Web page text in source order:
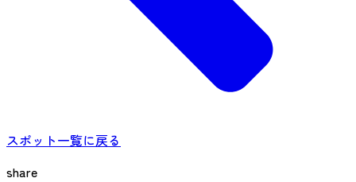
スポット一覧に戻る
share